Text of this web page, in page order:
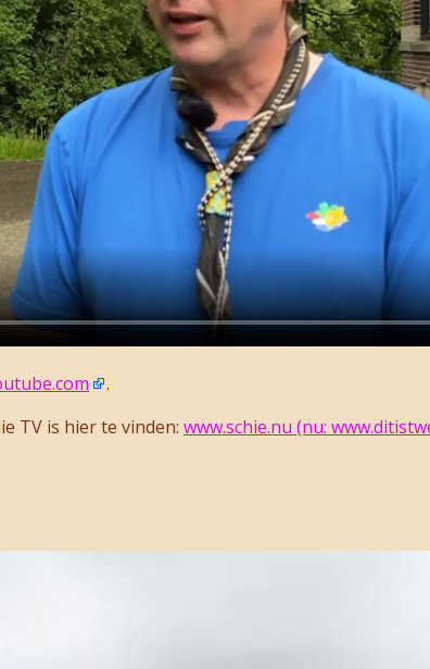
.
TV is hier te vinden: www.schie.nu (nu: